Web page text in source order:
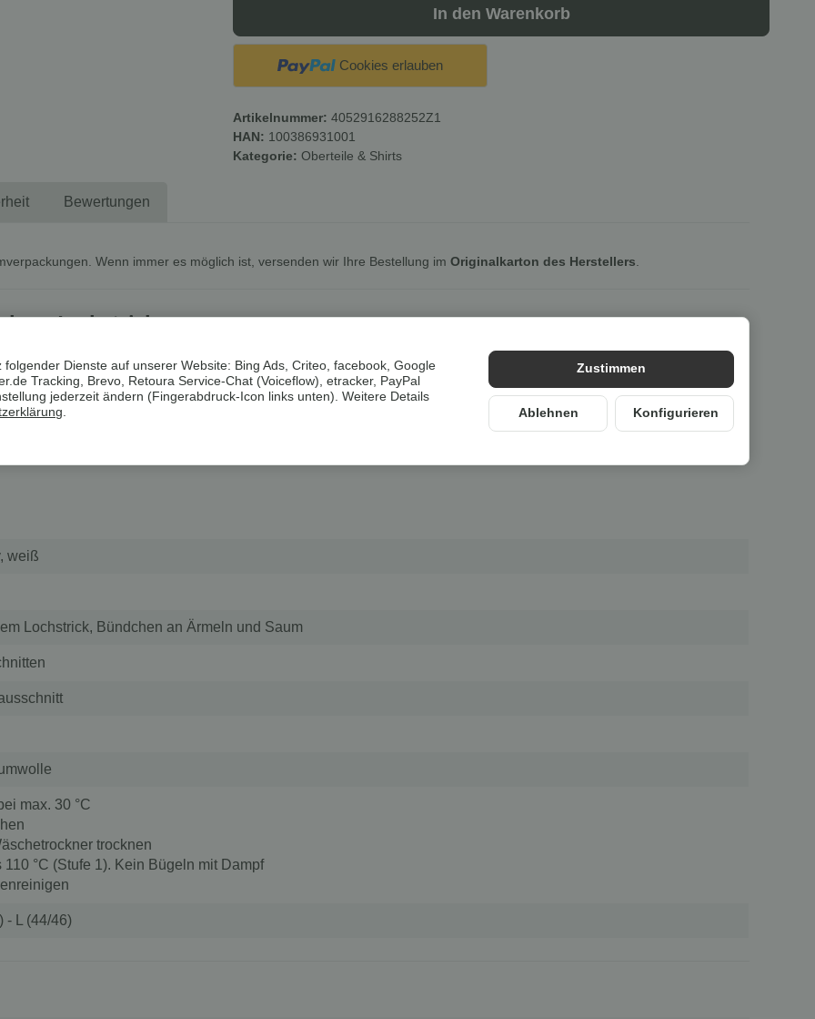
In den Warenkorb
Cookies erlauben
Artikelnummer: 4052916288252Z1
HAN: 100386931001
Kategorie: Oberteile & Shirts
Bewertungen
Wenn immer es möglich ist, versenden wir Ihre Bestellung im Originalkarton des Herstellers.
Lochstrick
weiß
Lochstrick, Bündchen an Ärmeln und Saum
max. 30 °C
trocknen
110 °C (Stufe 1). Kein Bügeln mit Dampf
- L (44/46)
Zustimmen
Ablehnen Konfigurieren
Dienste auf unserer Website: Bing Ads, Criteo, facebook, Google
Tracking, Brevo, Retoura Service-Chat (Voiceflow), etracker, PayPal
jederzeit ändern (Fingerabdruck-Icon links unten). Weitere Details
.